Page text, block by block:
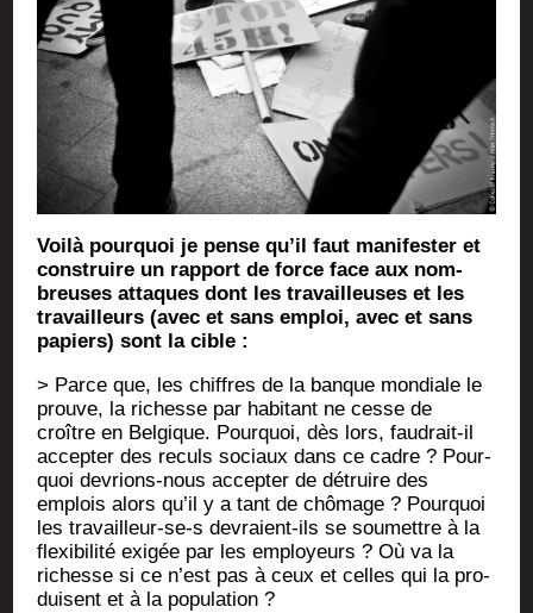
Voi­là pour­quoi je pense qu’il faut mani­fes­ter et
construire un rap­port de force face aux nom­
breuses attaques dont les tra­vailleuses et les
tra­vailleurs (avec et sans emploi, avec et sans
papiers) sont la cible :
> Parce que, les chiffres de la banque mon­diale le
prouve, la richesse par habi­tant ne cesse de
croître en Bel­gique. Pour­quoi, dès lors, fau­drait-il
accep­ter des reculs sociaux dans ce cadre ? Pour­
quoi devrions-nous accep­ter de détruire des
emplois alors qu’il y a tant de chô­mage ? Pour­quoi
les tra­vailleur-se‑s devraient-ils se sou­mettre à la
flexi­bi­li­té exi­gée par les employeurs ? Où va la
richesse si ce n’est pas à ceux et celles qui la pro­
duisent et à la population ?